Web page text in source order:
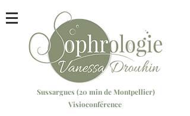
Sussargues (20 minde Montpellier)
Visioconférence